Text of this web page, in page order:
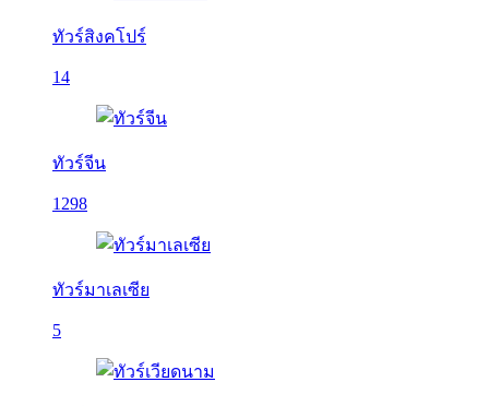
ทัวร์สิงคโปร์
14
ทัวร์จีน
1298
ทัวร์มาเลเซีย
5